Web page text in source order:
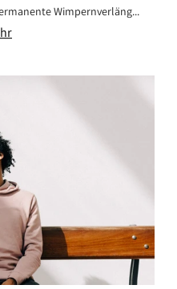
Wimpernverläng...